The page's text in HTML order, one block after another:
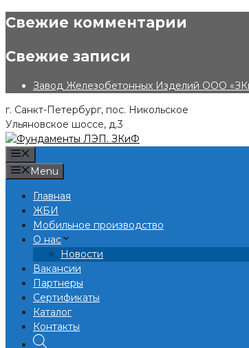
Skip
Свежие комментарии
Свежие записи
Завод Железобетонных Изделий ООО
г. Санкт-Петербург, пос. Никольское
Ульяновское шоссе, д.3
Menu
Главная
ЖБИ
Мобильное производство
О нас
Новости
Вакансии
Партнеры
Сертификаты
Каталог
Контакты